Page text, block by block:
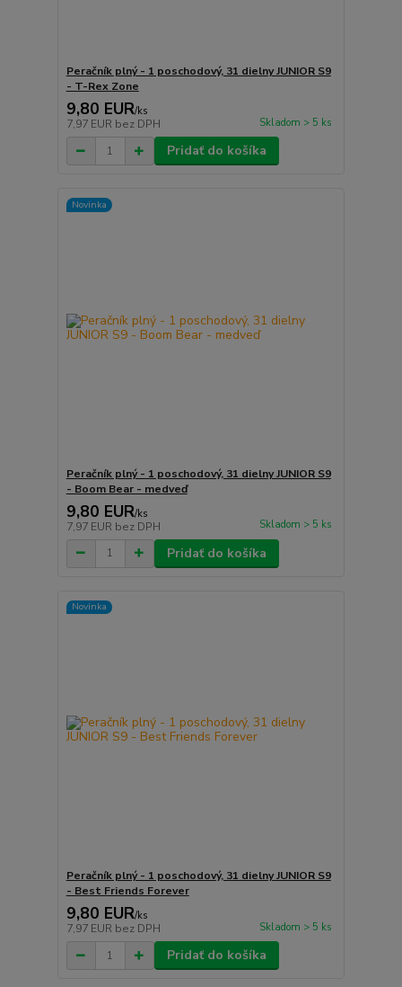
Peračník plný - 1 poschodový, 31 dielny JUNIOR S9
- T-Rex Zone
9,80 EUR/ks
7,97 EUR bez DPH Skladom > 5 ks
Pridať do košíka
Novinka
Peračník plný - 1 poschodový, 31 dielny JUNIOR S9
- Boom Bear - medveď
9,80 EUR/ks
7,97 EUR bez DPH Skladom > 5 ks
Pridať do košíka
Novinka
Peračník plný - 1 poschodový, 31 dielny JUNIOR S9
- Best Friends Forever
9,80 EUR/ks
7,97 EUR bez DPH Skladom > 5 ks
Pridať do košíka